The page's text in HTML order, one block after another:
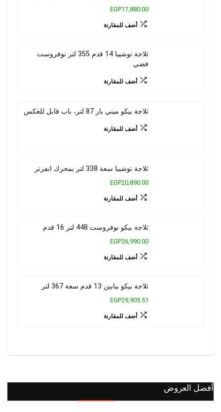
EGP17,880.00
أضف للمقارنة
ثلاجة توشيبا 14 قدم 355 لتر نوفروست
فضي
أضف للمقارنة
ثلاجة بيكو ميني بار 87 لتر، باب قابل للعكس
أضف للمقارنة
ثلاجة توشيبا سعة 338 لتر بمحرك انفرتر
EGP20,890.00
أضف للمقارنة
ثلاجة بيكو نوفروست 448 لتر 16 قدم
EGP26,990.00
أضف للمقارنة
ثلاجة بيكو ببابين 13 قدم سعة 367 لتر
EGP29,905.51
أضف للمقارنة
أفضل العروض